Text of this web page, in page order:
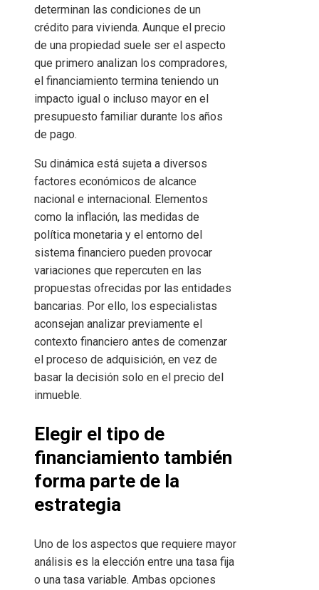
determinan las condiciones de un
crédito para vivienda. Aunque el precio
de una propiedad suele ser el aspecto
que primero analizan los compradores,
el financiamiento termina teniendo un
impacto igual o incluso mayor en el
presupuesto familiar durante los años
de pago.
Su dinámica está sujeta a diversos
factores económicos de alcance
nacional e internacional. Elementos
como la inflación, las medidas de
política monetaria y el entorno del
sistema financiero pueden provocar
variaciones que repercuten en las
propuestas ofrecidas por las entidades
bancarias. Por ello, los especialistas
aconsejan analizar previamente el
contexto financiero antes de comenzar
el proceso de adquisición, en vez de
basar la decisión solo en el precio del
inmueble.
Elegir el tipo de
financiamiento también
forma parte de la
estrategia
Uno de los aspectos que requiere mayor
análisis es la elección entre una tasa fija
o una tasa variable. Ambas opciones